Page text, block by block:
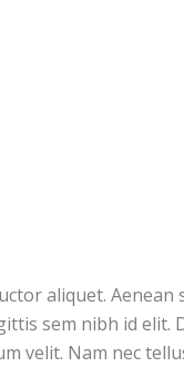
aliquet.
sem nibh id
velit. Nam nec